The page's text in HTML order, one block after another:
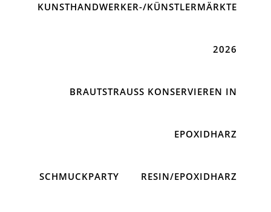
KUNSTHANDWERKER-/KÜNSTLERMÄRKTE
2026
BRAUTSTRAUSS KONSERVIEREN IN E
POXIDHARZ
SCHMUCKPARTY RESIN/EPOXIDHARZ